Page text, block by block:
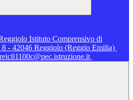
Istituto Comprensivo di
- 42046 Reggiolo (Reggio Emilia)